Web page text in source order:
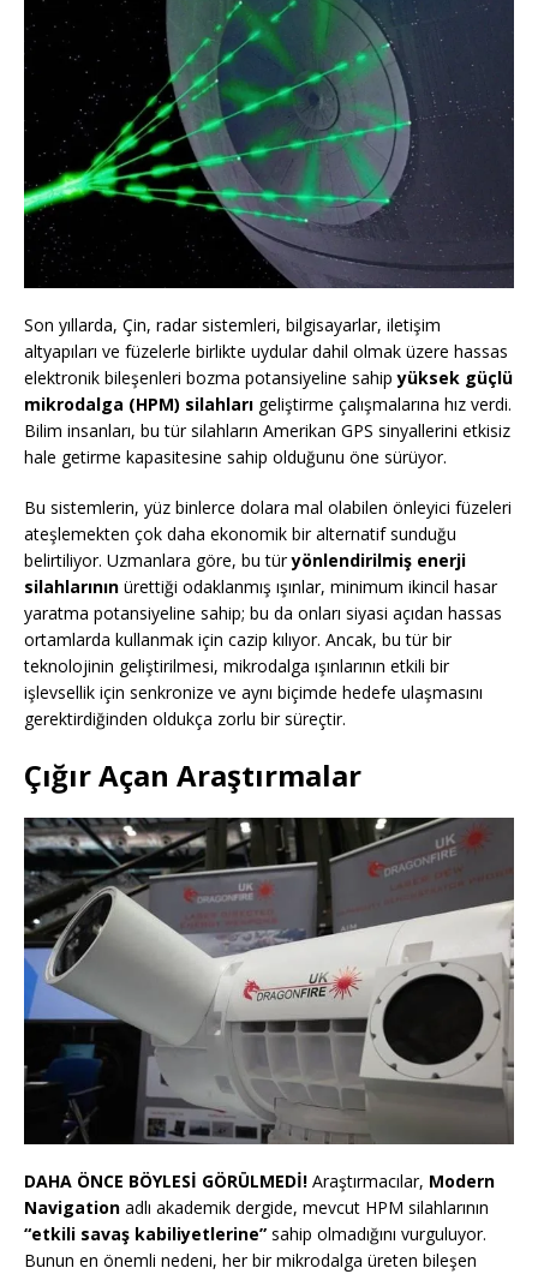
Son yıllarda, Çin, radar sistemleri, bilgisayarlar, iletişim
altyapıları ve füzelerle birlikte uydular dahil olmak üzere hassas
elektronik bileşenleri bozma potansiyeline sahipyüksek güçlü
mikrodalga (HPM) silahları geliştirme çalışmalarına hız verdi.
Bilim insanları, bu tür silahların Amerikan GPS sinyallerini etkisiz
hale getirme kapasitesine sahip olduğunu öne sürüyor.
Bu sistemlerin, yüz binlerce dolara mal olabilen önleyici füzeleri
ateşlemekten çok daha ekonomik bir alternatif sunduğu
belirtiliyor. Uzmanlara göre, bu türyönlendirilmiş enerji
silahlarının ürettiği odaklanmış ışınlar, minimum ikincil hasar
yaratma potansiyeline sahip; bu da onları siyasi açıdan hassas
ortamlarda kullanmak için cazip kılıyor. Ancak, bu tür bir
teknolojinin geliştirilmesi, mikrodalga ışınlarının etkili bir
işlevsellik için senkronize ve aynı biçimde hedefe ulaşmasını
gerektirdiğinden oldukça zorlu bir süreçtir.
Çığır Açan Araştırmalar
DAHA ÖNCE BÖYLESİ GÖRÜLMEDİ! Araştırmacılar, Modern
Navigation adlı akademik dergide, mevcut HPM silahlarının
“etkili savaş kabiliyetlerine” sahip olmadığını vurguluyor.
Bunun en önemli nedeni, her bir mikrodalga üreten bileşen